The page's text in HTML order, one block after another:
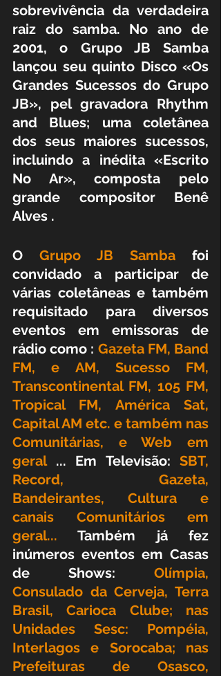
sobrevivência da verdadeira
raiz do samba. No ano de
2001, o Grupo JB Samba
lançou seu quinto Disco «Os
Grandes Sucessos do Grupo
JB», pel gravadora Rhythm
and Blues; uma coletânea
dos seus maiores sucessos,
incluindo a inédita «Escrito
No Ar», composta pelo
grande compositor Benê
Alves .
O Grupo JB Samba foi
convidado a participar de
várias coletâneas e também
requisitado para diversos
eventos em emissoras de
rádio como : Gazeta FM, Band
FM, e AM, Sucesso FM,
Transcontinental FM, 105 FM,
Tropical FM, América Sat,
Capital AM etc. e também nas
Comunitárias, e Web em
geral ... Em Televisão: SBT,
Record, Gazeta,
Bandeirantes, Cultura e
canais Comunitários em
geral... Também já fez
inúmeros eventos em Casas
de Shows: Olímpia,
Consulado da Cerveja, Terra
Brasil, Carioca Clube; nas
Unidades Sesc: Pompéia,
Interlagos e Sorocaba; nas
Prefeituras de Osasco,